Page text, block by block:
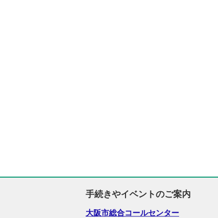
手続きやイベントのご案内
大阪市総合コールセンター